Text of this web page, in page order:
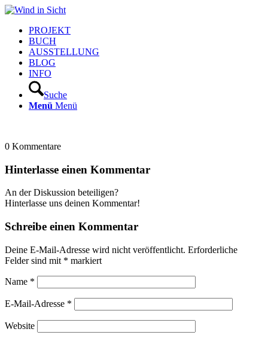
PROJEKT
BUCH
AUSSTELLUNG
BLOG
INFO
Suche
Menü Menü
0 Kommentare
Hinterlasse einen Kommentar
An der Diskussion beteiligen?
Hinterlasse uns deinen Kommentar!
Schreibe einen Kommentar
Deine E-Mail-Adresse wird nicht veröffentlicht. Erforderliche
Felder sind mit * markiert
Name *
E-Mail-Adresse *
Website